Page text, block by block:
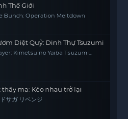
Thế Giới
Bunch: Operation Meltdown
Diệt Quỷ: Dinh Thự Tsuzumi
Kimetsu no Yaiba Tsuzumi
ma: Kéo nhau trở lại
サガ リベンジ